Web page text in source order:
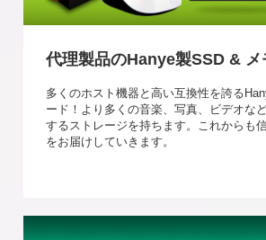
多くのホスト機器と高い互換性を誇る
ード！より多くの音楽、写真、ビデオな
するストレージを持ちます。これからも
をお届けしていきます。